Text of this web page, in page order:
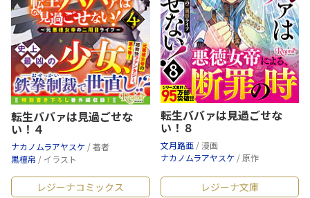
転生ババァは見過ごせな
い！４
ナカノムラアヤスケ / 著者
黒檀帛 / イラスト
転生ババァは見過ごせな
い！８
文月路亜 / 漫画
ナカノムラアヤスケ / 原作
レジーナコミックス レジーナ文庫